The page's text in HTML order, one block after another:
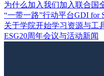
为什么加入我们加入联合国
“一带一路”行动平台GDI for
关于学院开始学习资源与工
ESG20周年会议与活动新闻